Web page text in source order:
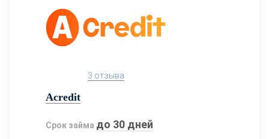
3 отзыва
Acredit
Срок займа до 30 дней